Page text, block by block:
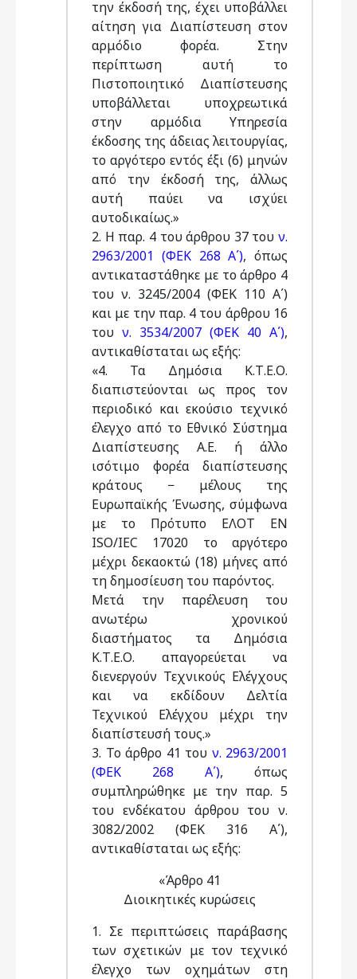
την έκδοσή της, έχει υποβάλλει
αίτηση για Διαπίστευση στον
αρμόδιο φορέα. Στην
περίπτωση αυτή το
Πιστοποιητικό Διαπίστευσης
υποβάλλεται υποχρεωτικά
στην αρμόδια Υπηρεσία
έκδοσης της άδειας λειτουργίας,
το αργότερο εντός έξι (6) μηνών
από την έκδοσή της, άλλως
αυτή παύει να ισχύει
αυτοδικαίως.»
2. Η παρ. 4 του άρθρου 37 του ν.
2963/2001 (ΦΕΚ 268 Α΄), όπως
αντικαταστάθηκε με το άρθρο 4
του ν. 3245/2004 (ΦΕΚ 110 Α΄)
και με την παρ. 4 του άρθρου 16
του ν. 3534/2007 (ΦΕΚ 40 Α΄),
αντικαθίσταται ως εξής:
«4. Τα Δημόσια Κ.Τ.Ε.Ο.
διαπιστεύονται ως προς τον
περιοδικό και εκούσιο τεχνικό
έλεγχο από το Εθνικό Σύστημα
Διαπίστευσης Α.Ε. ή άλλο
ισότιμο φορέα διαπίστευσης
κράτους − μέλους της
Ευρωπαϊκής Ένωσης, σύμφωνα
με το Πρότυπο ΕΛΟΤ EN
ISO/IEC 17020 το αργότερο
μέχρι δεκαοκτώ (18) μήνες από
τη δημοσίευση του παρόντος.
Μετά την παρέλευση του
ανωτέρω χρονικού
διαστήματος τα Δημόσια
Κ.Τ.Ε.Ο. απαγορεύεται να
διενεργούν Τεχνικούς Ελέγχους
και να εκδίδουν Δελτία
Τεχνικού Ελέγχου μέχρι την
διαπίστευσή τους.»
3. Το άρθρο 41 του ν. 2963/2001
(ΦΕΚ 268 Α΄), όπως
συμπληρώθηκε με την παρ. 5
του ενδέκατου άρθρου του ν.
3082/2002 (ΦΕΚ 316 Α΄),
αντικαθίσταται ως εξής:
«Άρθρο 41
Διοικητικές κυρώσεις
1. Σε περιπτώσεις παράβασης
των σχετικών με τον τεχνικό
έλεγχο των οχημάτων στη